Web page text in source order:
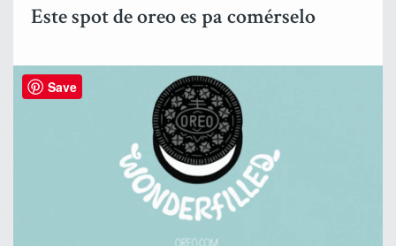
Este spot de oreo es pa comérselo
Save